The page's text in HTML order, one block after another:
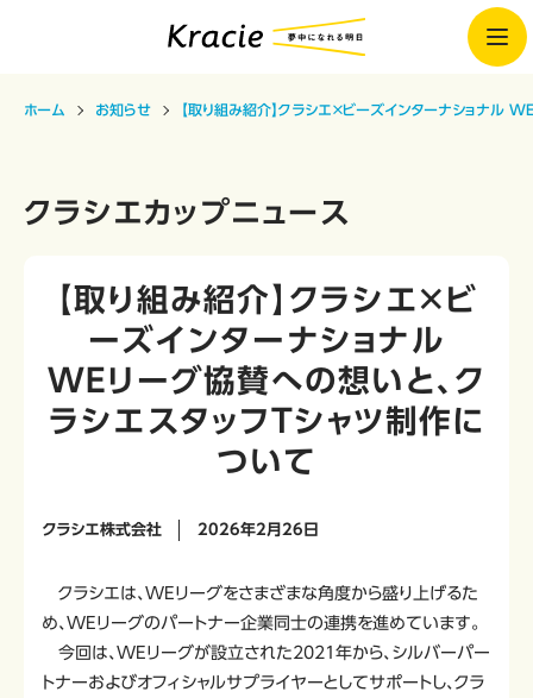
ホーム お知らせ 【取り組み紹介】クラシエ×ビーズインターナショナル
クラシエカップニュース
【取り組み紹介】クラシエ×ビ
ーズインターナショナル
WEリーグ協賛への想いと、ク
ラシエスタッフTシャツ制作に
ついて
クラシエ株式会社 2026年2月26日
クラシエは、WEリーグをさまざまな角度から盛り上げるた
め、WEリーグのパートナー企業同士の連携を進めています。
今回は、WEリーグが設立された2021年から、シルバーパー
トナーおよびオフィシャルサプライヤーとしてサポートし、クラ